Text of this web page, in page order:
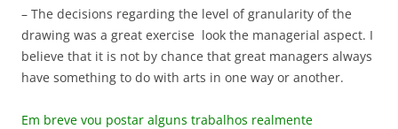
– The decisions regarding the level of granularity of the
drawing was a great exercise look the managerial aspect. I
believe that it is not by chance that great managers always
have something to do with arts in one way or another.
Em breve vou postar alguns trabalhos realmente